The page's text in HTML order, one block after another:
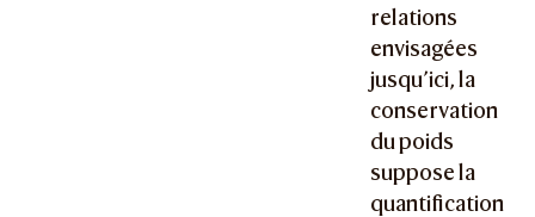
relations
envisagées
jusqu’ici, la
conservation
du poids
suppose la
quantification